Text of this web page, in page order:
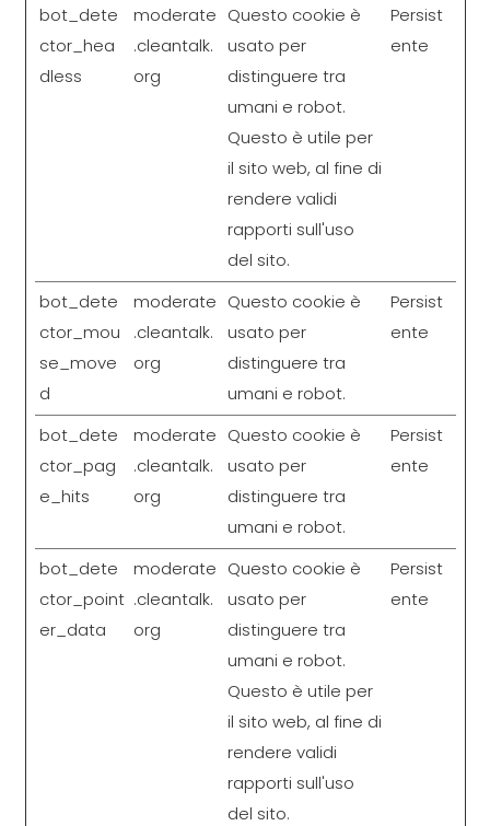
bot_dete
ctor_hea
dless
moderate
.cleantalk.
org
Questo cookie è
usato per
distinguere tra
umani e robot.
Questo è utile per
il sito web, al fine di
rendere validi
rapporti sull'uso
del sito.
Persist
ente
bot_dete
ctor_mou
se_move
d
moderate
.cleantalk.
org
Questo cookie è
usato per
distinguere tra
umani e robot.
Persist
ente
bot_dete
ctor_pag
e_hits
moderate
.cleantalk.
org
Questo cookie è
usato per
distinguere tra
umani e robot.
Persist
ente
bot_dete
ctor_point
er_data
moderate
.cleantalk.
org
Questo cookie è
usato per
distinguere tra
umani e robot.
Questo è utile per
il sito web, al fine di
rendere validi
rapporti sull'uso
del sito.
Persist
ente